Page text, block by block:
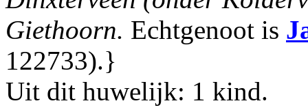
Giethoorn. Echtgenoot is
122733).}
Uit dit huwelijk: 1 kind.